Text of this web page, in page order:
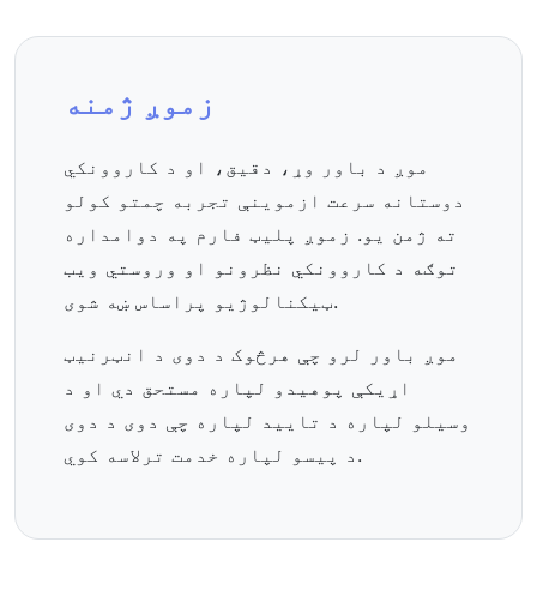
زموږ ژمنه
موږ د باور وړ، دقیق، او د کاروونکي
دوستانه سرعت ازموینې تجربه چمتو کولو
ته ژمن یو. زموږ پلیټ فارم په دوامداره
توګه د کاروونکي نظرونو او وروستي ویب
ټیکنالوژیو پراساس ښه شوی.
موږ باور لرو چې هرڅوک د دوی د انټرنیټ
اړیکې پوهیدو لپاره مستحق دي او د
وسیلو لپاره د تایید لپاره چې دوی د دوی
د پیسو لپاره خدمت ترلاسه کوي.